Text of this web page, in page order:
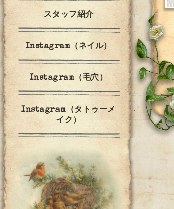
スタッフ紹介
Instagram（ネイル）
Instagram（毛穴）
Instagram（タトゥーメ
イク）